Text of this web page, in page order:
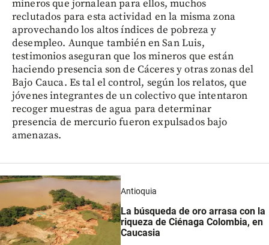
mineros que jornalean para ellos, muchos
reclutados para esta actividad en la misma zona
aprovechando los altos índices de pobreza y
desempleo. Aunque también en San Luis,
testimonios aseguran que los mineros que están
haciendo presencia son de Cáceres y otras zonas del
Bajo Cauca. Es tal el control, según los relatos, que
jóvenes integrantes de un colectivo que intentaron
recoger muestras de agua para determinar
presencia de mercurio fueron expulsados bajo
amenazas.
Antioquia
La búsqueda de oro arrasa con la
riqueza de Ciénaga Colombia, en
Caucasia